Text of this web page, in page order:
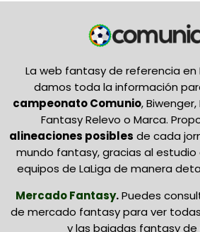
La web fantasy de referencia en
damos toda la información
campeonato Comunio,
Fantasy Relevo o Marca.
alineaciones posibles de cada
mundo fantasy, gracias al
equipos de LaLiga de manera
Mercado Fantasy.Puedes
de mercado fantasy para ver
y las bajadas fantasy